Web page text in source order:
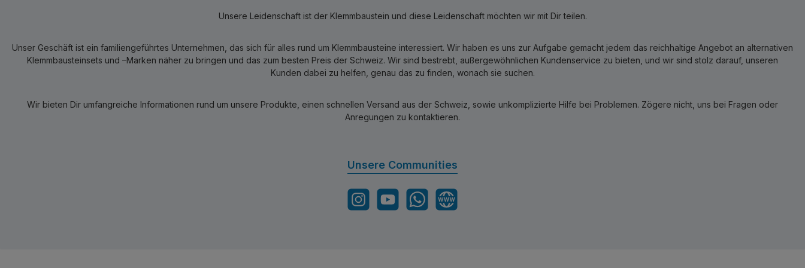
Unsere Leidenschaft ist der Klemmbaustein und diese Leidenschaft möchten wir mit Dir teilen.
Unser Geschäft ist ein familiengeführtes Unternehmen, das sich für alles rund um Klemmbausteine interessiert. Wir haben es uns zur Aufgabe gemacht jedem das reichhaltige Angebot an alternativen
Klemmbausteinsets und –Marken näher zu bringen und das zum besten Preis der Schweiz. Wir sind bestrebt, außergewöhnlichen Kundenservice zu bieten, und wir sind stolz darauf, unseren
Kunden dabei zu helfen, genau das zu finden, wonach sie suchen.
Wir bieten Dir umfangreiche Informationen rund um unsere Produkte, einen schnellen Versand aus der Schweiz, sowie unkomplizierte Hilfe bei Problemen. Zögere nicht, uns bei Fragen oder
Anregungen zu kontaktieren.
Unsere Communities
InstagramYouTube WhatsAppWebsite